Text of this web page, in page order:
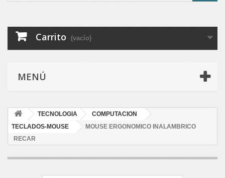
Carrito (vacío)
MENÚ
TECNOLOGIA
COMPUTACION
TECLADOS-MOUSE
MOUSE ERGONOMICO INALAMBRICO
RECAR